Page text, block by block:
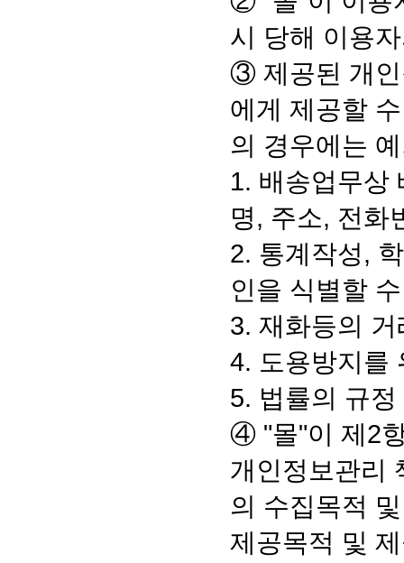
시 당해 이용
③ 제공된 개인
에게 제공할
의 경우에는
1. 배송업무상
명, 주소, 전화
2. 통계작성,
인을 식별할
3. 재화등의
4. 도용방지를
5. 법률의 규
④ "몰"이 제2
개인정보관리
의 수집목적
제공목적 및